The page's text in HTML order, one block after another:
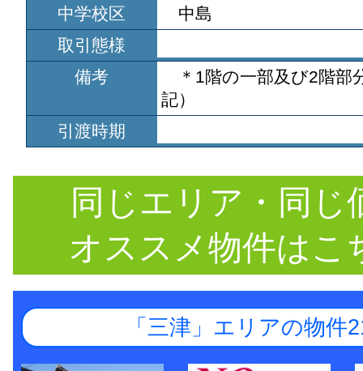
中学校区
中島
取引態様
備考
＊1階の一部及び2階部
記）
引渡時期
同じエリア・同じ
オススメ物件はこ
「三津」エリアの物件